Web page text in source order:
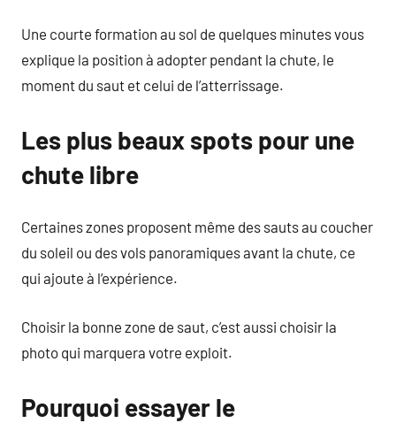
Une courte formation au sol de quelques minutes vous
explique la position à adopter pendant la chute, le
moment du saut et celui de l’atterrissage.
Les plus beaux spots pour une
chute libre
Certaines zones proposent même des sauts au coucher
du soleil ou des vols panoramiques avant la chute, ce
qui ajoute à l’expérience.
Choisir la bonne zone de saut, c’est aussi choisir la
photo qui marquera votre exploit.
Pourquoi essayer le